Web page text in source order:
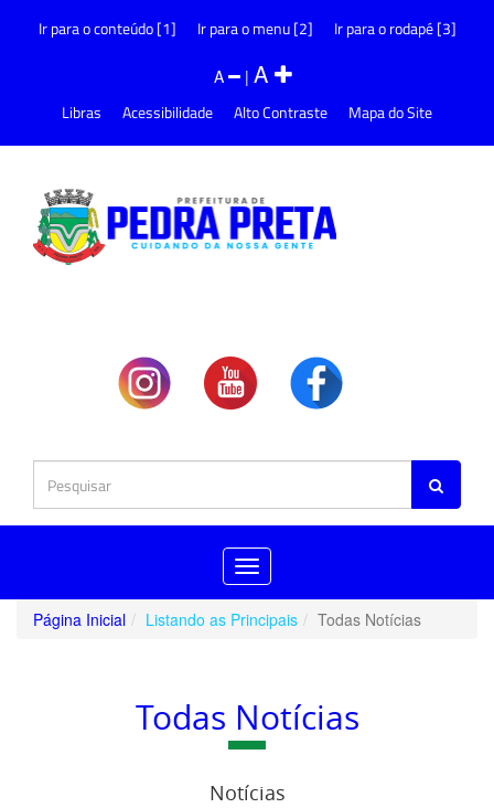
Ir para o conteúdo [1] Ir para o menu [2] Ir para o rodapé [3]
A |A
Libras Acessibilidade Alto Contraste Mapa do Site
Toggle
navigation
Página Inicial
Listando as Principais Todas Notícias
Todas Notícias
Notícias